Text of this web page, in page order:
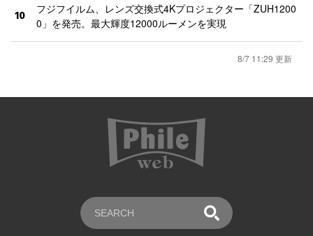
10
フジフイルム、レンズ交換式4Kプロジェクター「ZUH1200
0」を発売。最大輝度12000ルーメンを実現
8/7 11:29 更新